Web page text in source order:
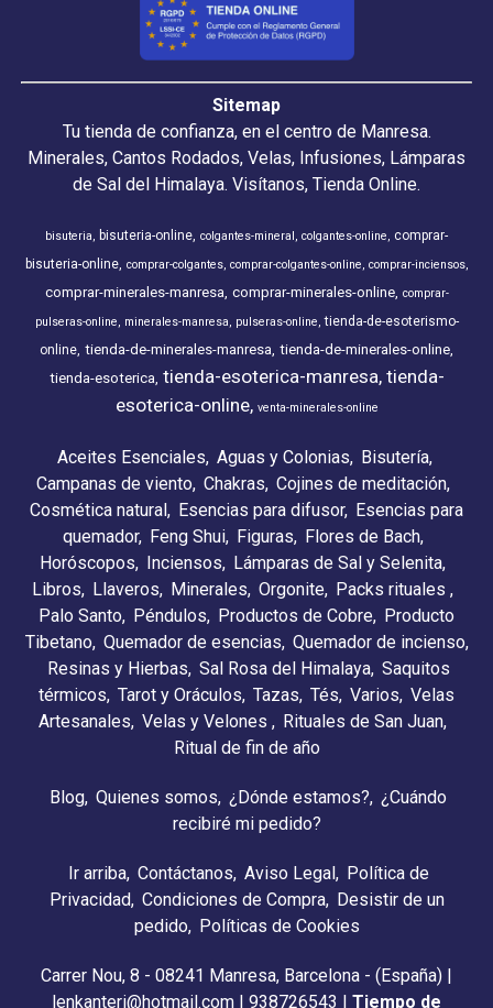
Sitemap
Tu tienda de confianza, en el centro de Manresa.
Minerales, Cantos Rodados, Velas, Infusiones, Lámparas
de Sal del Himalaya. Visítanos, Tienda Online.
bisuteria bisuteria-online colgantes-mineral colgantes-online
comprar-
bisuteria-online comprar-colgantes comprar-colgantes-online comprar-inciensos
comprar-minerales-manresa comprar-minerales-online comprar-
pulseras-online
minerales-manresa pulseras-online tienda-de-esoterismo-
online tienda-de-minerales-manresa tienda-de-minerales-online
tienda-esoterica tienda-esoterica-manresa tienda-
esoterica-online venta-minerales-online
Aceites Esenciales Aguas y Colonias
Bisutería
Campanas de viento Chakras Cojines de meditación
Cosmética natural Esencias para difusor Esencias para
quemador
Feng Shui Figuras
Flores de Bach
Horóscopos
Inciensos
Lámparas de Sal y Selenita
Libros
Llaveros Minerales Orgonite Packs rituales
Palo Santo Péndulos Productos de Cobre Producto
Tibetano Quemador de esencias Quemador de incienso
Resinas y Hierbas Sal Rosa del Himalaya Saquitos
térmicos Tarot y Oráculos Tazas Tés Varios Velas
Artesanales Velas y Velones
Rituales de San Juan
Ritual de fin de año
Blog Quienes somos ¿Dónde estamos?
¿Cuándo
recibiré mi pedido?
Ir arriba Contáctanos Aviso Legal
Política de
Privacidad Condiciones de Compra
Desistir de un
pedido
Políticas de Cookies
Carrer Nou, 8 - 08241 Manresa, Barcelona - (España) |
lenkanteri@hotmail.com | 938726543 | Tiempo de